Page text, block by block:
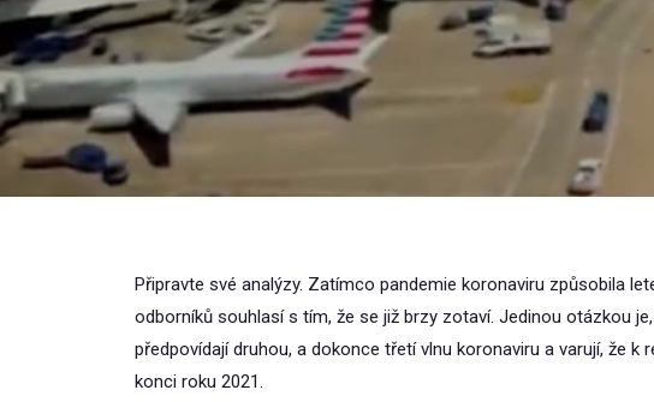
Připravte své analýzy. Zatímco pandemie koronaviru způsobila
odborníků souhlasí s tím, že se již brzy zotaví. Jedinou otázkou
předpovídají druhou, a dokonce třetí vlnu koronaviru a varují, že
konci roku 2021.